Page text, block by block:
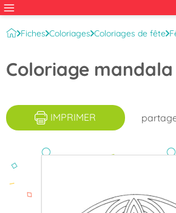
Fiches Coloriages Coloriages de fête
Coloriage mandala
IMPRIMER